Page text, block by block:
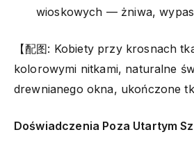
wioskowych — żniwa,
【配图: Kobiety przy krosnach
kolorowymi nitkami, naturalne
drewnianego okna, ukończone
Doświadczenia Poza Utartym